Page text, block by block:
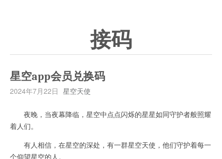
接码
星空app会员兑换码
2024年7月22日 星空天使
夜晚，当夜幕降临，星空中点点闪烁的星星如同守护者般照耀
着人们。
有人相信，在星空的深处，有一群星空天使，他们守护着每一
个仰望星空的人。